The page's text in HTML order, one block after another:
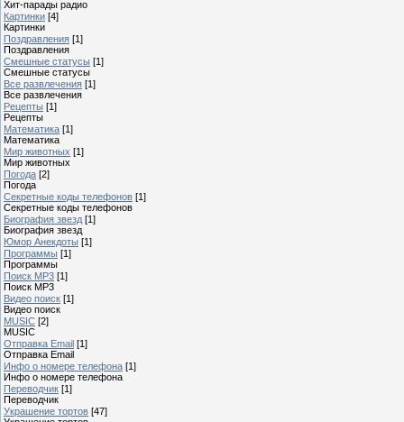
Хит-парады радио
Картинки [4]
Картинки
Поздравления [1]
Поздравления
Смешные статусы [1]
Смешные статусы
Все развлечения [1]
Все развлечения
Рецепты [1]
Рецепты
Математика [1]
Математика
Мир животных [1]
Мир животных
Погода [2]
Погода
Секретные коды телефонов [1]
Секретные коды телефонов
Биография звезд [1]
Биография звезд
Юмор Анекдоты [1]
Программы [1]
Программы
Поиск MP3 [1]
Поиск MP3
Видео поиск [1]
Видео поиск
MUSIC [2]
MUSIC
Отправка Email [1]
Отправка Email
Инфо о номере телефона [1]
Инфо о номере телефона
Переводчик [1]
Переводчик
Украшение тортов [47]